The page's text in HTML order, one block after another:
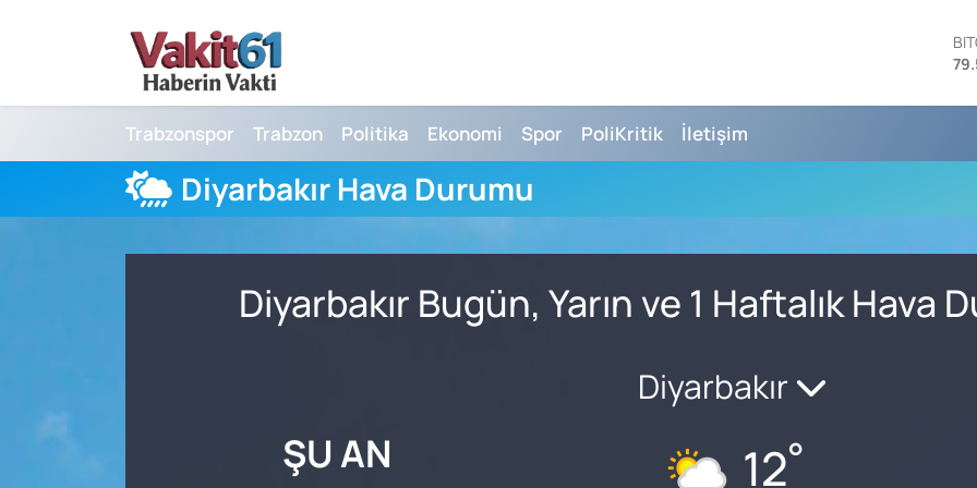
Trabzonspor Trabzon Politika Ekonomi Spor PoliKritik İletişim
Diyarbakır Hava Durumu
Diyarbakır Bugün, Yarın ve 1 Haftalık Hava
ŞU AN
Diyarbakır
12°
Nöbetçi Eczaneler
Hava Durumu
Namaz Vakitleri
Trafik Durumu
Süper Lig Puan Durumu ve Fikstür
Son Dakika Haberleri